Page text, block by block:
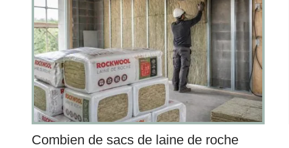
Combien de sacs de laine de roche